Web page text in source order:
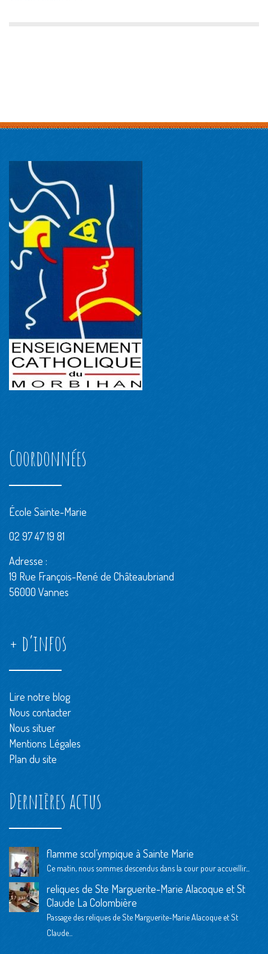
Coordonnées
École Sainte-Marie
02 97 47 19 81
Adresse :
19 Rue François-René de Châteaubriand
56000 Vannes
+ d’infos
Lire notre blog
Nous contacter
Nous situer
Mentions Légales
Plan du site
Dernières actus
flamme scol’ympique à Sainte Marie
Ce matin, nous sommes descendus dans la cour pour accueillir...
reliques de Ste Marguerite-Marie Alacoque et St
Claude La Colombière
Passage des reliques de Ste Marguerite-Marie Alacoque et St
Claude...